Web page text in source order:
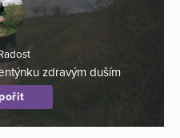
zdravým duším